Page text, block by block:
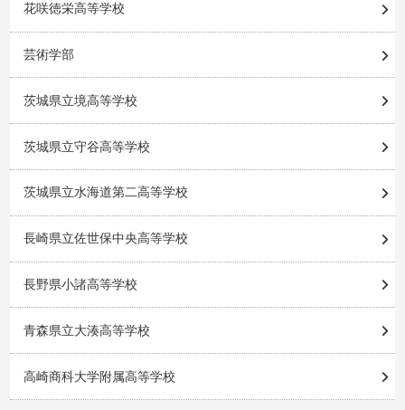
花咲徳栄高等学校
芸術学部
茨城県立境高等学校
茨城県立守谷高等学校
茨城県立水海道第二高等学校
長崎県立佐世保中央高等学校
長野県小諸高等学校
青森県立大湊高等学校
高崎商科大学附属高等学校